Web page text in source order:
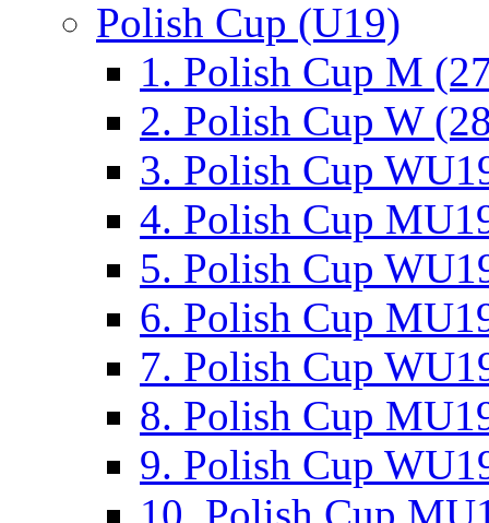
Polish Cup (U19)
1. Polish Cup M
2. Polish Cup W
3. Polish Cup
4. Polish Cup
5. Polish Cup
6. Polish Cup
7. Polish Cup
8. Polish Cup
9. Polish Cup
10. Polish Cup